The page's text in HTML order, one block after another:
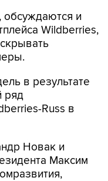
и
Wildberries,
в результате
ряд
Russ в
Новак и
Максим